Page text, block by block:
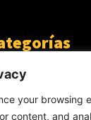
your browsing
content, and
DE SEDA
DE LA PALABRA
QUE SÉ